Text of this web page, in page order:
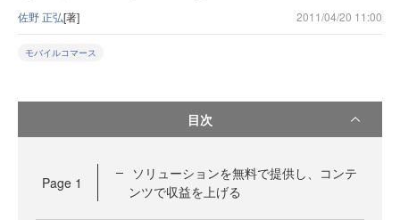
佐野 正弘[著] 2011/04/20 11:00
モバイルコマース
目次
Page 1
ソリューションを無料で提供し、コンテ
ンツで収益を上げる